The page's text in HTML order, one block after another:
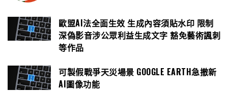
歐盟AI法全面生效 生成內容須貼水印 限制
深偽影音涉公眾利益生成文字 豁免藝術諷刺
等作品
可製假戰爭天災場景 GOOGLE EARTH急撤新
AI圖像功能